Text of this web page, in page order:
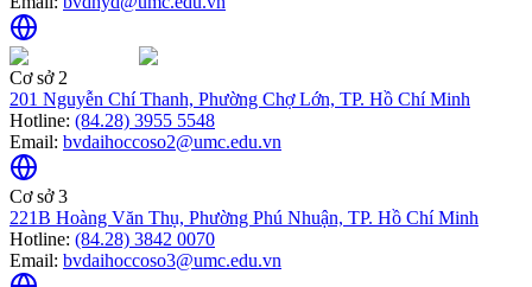
Cơ sở 2
201 Nguyễn Chí Thanh, Phường Chợ Lớn, TP. Hồ Chí Minh
Hotline: (84.28) 3955 5548
Email: bvdaihoccoso2@umc.edu.vn
Cơ sở 3
221B Hoàng Văn Thụ, Phường Phú Nhuận, TP. Hồ Chí Minh
Hotline: (84.28) 3842 0070
Email: bvdaihoccoso3@umc.edu.vn